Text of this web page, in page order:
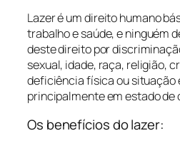
Lazer é um direito humano
trabalho e saúde, e ninguém
deste direito por
sexual, idade, raça, religião,
deficiência física ou situação
principalmente em estado
Os benefícios do lazer: